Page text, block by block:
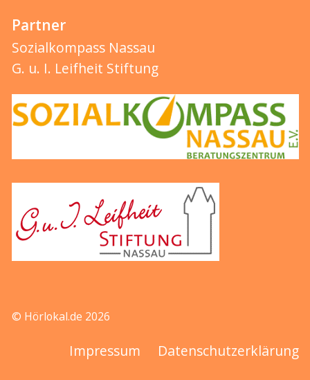
Partner
Sozialkompass Nassau
G. u. I. Leifheit Stiftung
© Hörlokal.de 2026
Impressum Datenschutzerklärung